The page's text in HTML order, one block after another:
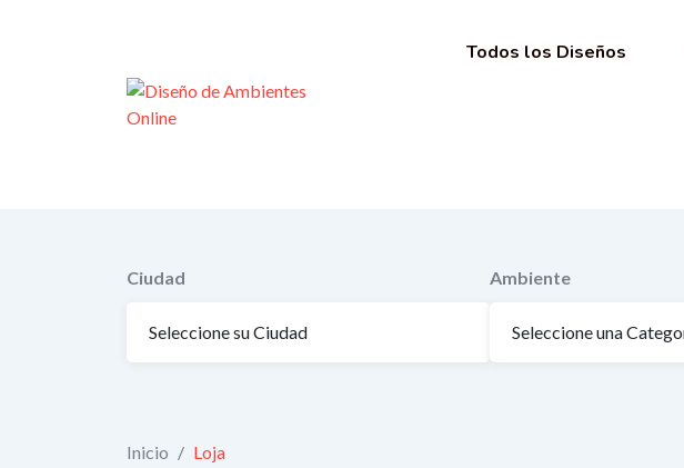
Todos los Diseños
Ciudad Ambiente
Inicio / Loja